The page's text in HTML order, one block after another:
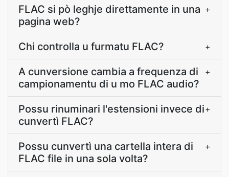
FLAC si pò leghje direttamente in una
pagina web?
+
Chi controlla u furmatu FLAC? +
A cunversione cambia a frequenza di
campionamentu di u mo FLAC audio?
+
Possu rinuminari l'estensioni invece di
cunvertì FLAC?
+
Possu cunvertì una cartella intera di
FLAC file in una sola volta?
+